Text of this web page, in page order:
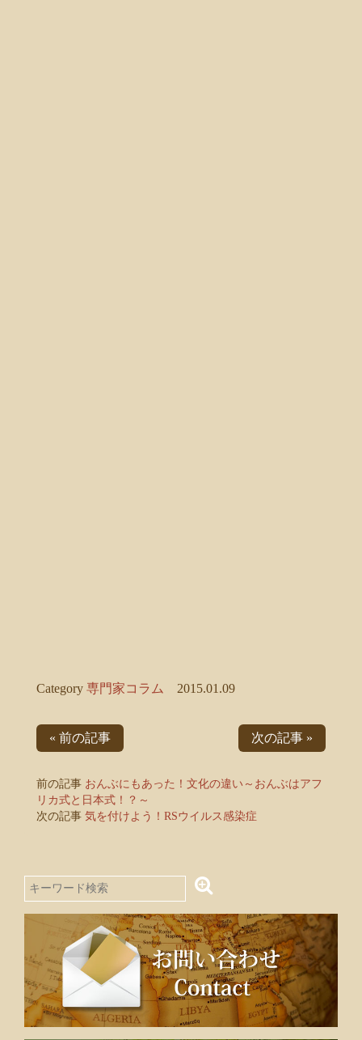
Category 専門家コラム 2015.01.09
« 前の記事 次の記事 »
前の記事 おんぶにもあった！文化の違い～おんぶはアフ
リカ式と日本式！？～
次の記事 気を付けよう！RSウイルス感染症